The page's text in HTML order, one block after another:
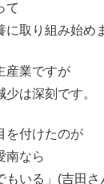
て
取り組み始め
産業ですが
は深刻です。
を付けたのが
南なら
もいる」(吉田さ